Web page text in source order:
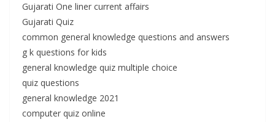
Gujarati One liner current affairs
Gujarati Quiz
common general knowledge questions and answers
g k questions for kids
general knowledge quiz multiple choice
quiz questions
general knowledge 2021
computer quiz online